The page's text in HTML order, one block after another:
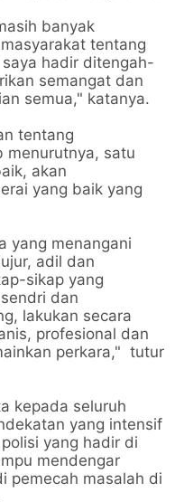
banyak
tentang
hadir ditengah-
semangat dan
semua," katanya.
tentang
menurutnya, satu
akan
yang baik yang
yang menangani
adil dan
sikap yang
dan
lakukan secara
profesional dan
perkara," tutur
kepada seluruh
yang intensif
yang hadir di
mendengar
pemecah masalah di